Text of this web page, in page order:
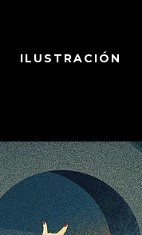
ILUSTRACIÓN